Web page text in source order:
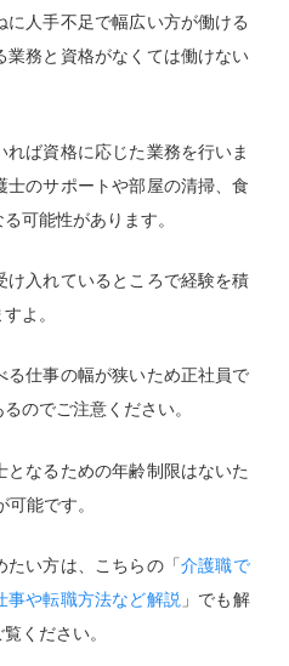
人手不足で幅広い方が働ける
業務と資格がなくては働けない
ば資格に応じた業務を行いま
のサポートや部屋の清掃、食
可能性があります。
入れているところで経験を積
よ。
る仕事の幅が狭いため正社員で
のでご注意ください。
なるための年齢制限はないた
能です。
たい方は、こちらの「介護職で
事や転職方法など解説」でも解
ください。